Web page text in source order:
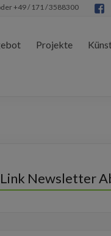
+49 / 171 / 3588300
Projekte
Newsletter